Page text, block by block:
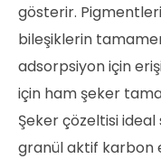
gösterir.
bileşiklerin
adsorpsiyon için
için ham şeker
Şeker çözeltisi ideal
granül aktif karbon